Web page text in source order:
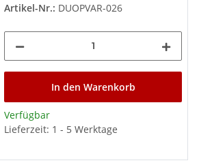
Artikel-Nr.: DUOPVAR-026
In den Warenkorb
Verfügbar
Lieferzeit: 1 - 5 Werktage